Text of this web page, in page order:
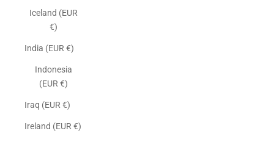
Iceland (EUR
€)
India (EUR €)
Indonesia
(EUR €)
Iraq (EUR €)
Ireland (EUR €)